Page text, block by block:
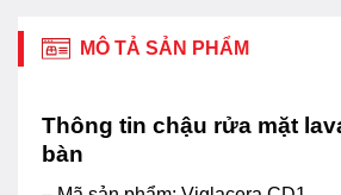
MÔ TẢ SẢN PHẨM
Thông tin chậu rửa mặt
bàn